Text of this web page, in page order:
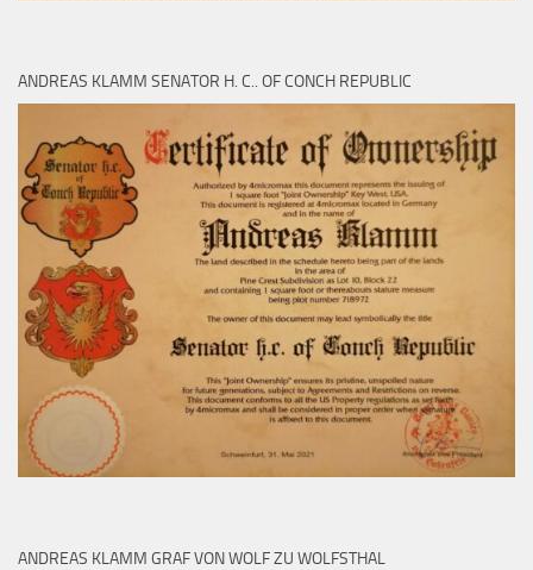
ANDREAS KLAMM SENATOR H. C.. OF CONCH REPUBLIC
ANDREAS KLAMM GRAF VON WOLF ZU WOLFSTHAL